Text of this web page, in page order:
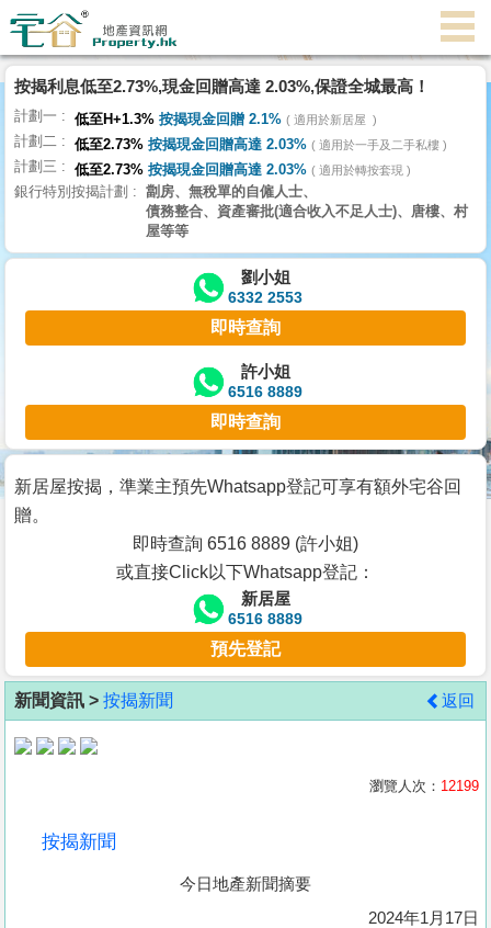
主
頁
搵
樓/
交
業
主
宅
谷
按
客
地
產
按揭利息低至2.73%,現金回贈高達 2.03%,保證全城最高！
計劃一 低至H+1.3% 按揭現金回贈 2.1% 適用於新居屋
計劃二 低至2.73% 按揭現金回贈高達 2.03% 適用於一手及二手私樓
計劃三 低至2.73% 按揭現金回贈高達 2.03% 適用於轉按套現
銀行特別按揭計劃
劏房、無稅單的自僱人士、
債務整合、資產審批(適合收入不足人士)、唐樓、村
屋等等
劉小姐
6332 2553
即時查詢
許小姐
6516 8889
即時查詢
新居屋按揭，準業主預先Whatsapp登記可享有額外宅谷回
贈。
即時查詢 6516 8889 (許小姐)
或直接Click以下Whatsapp登記：
新居屋
6516 8889
預先登記
新聞資訊 > 按揭新聞 返回
瀏覽人次： 12199
按揭新聞
今日地產新聞摘要
2024年1月17日